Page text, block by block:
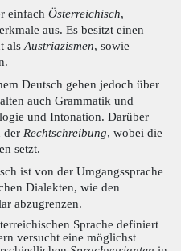
einfach Österreichisch,
aus. Es besitzt einen
als Austriazismen, sowie
Deutsch gehen jedoch über
auch Grammatik und
und Intonation. Darüber
der Rechtschreibung, wobei die
setzt.
ist von der Umgangssprache
Dialekten, wie den
abzugrenzen.
Sprache definiert
versucht eine möglichst